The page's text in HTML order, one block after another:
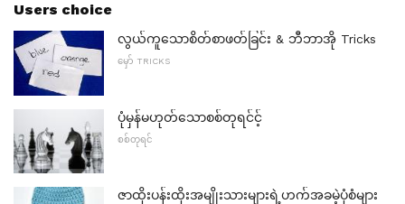
Users choice
လွယ်ကူသောစိတ်စာဖတ်ခြင်း & ဘီဘာအို Tricks
မှော် TRICKS
ပုံမှန်မဟုတ်သောစစ်တုရင်င့်
စစ်တုရင်
ဇာထိုးပန်းထိုးအမျိုးသားများရဲ့ဟက်အခမဲ့ပုံစံများ